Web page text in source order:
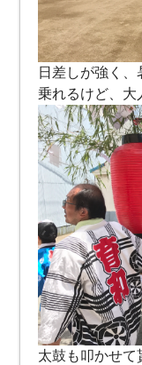
日差しが強く
乗れるけど、
太鼓も叩かせ